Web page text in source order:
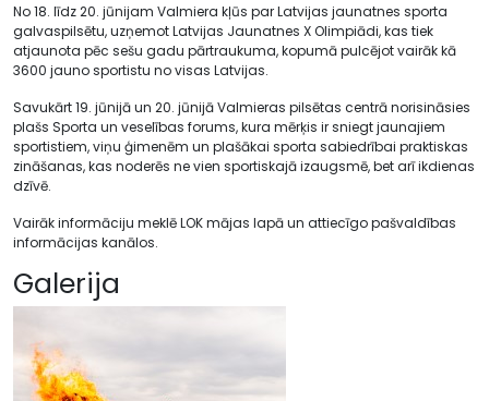
No 18. līdz 20. jūnijam Valmiera kļūs par Latvijas jaunatnes sporta
galvaspilsētu, uzņemot Latvijas Jaunatnes X Olimpiādi, kas tiek
atjaunota pēc sešu gadu pārtraukuma, kopumā pulcējot vairāk kā
3600 jauno sportistu no visas Latvijas.
Savukārt 19. jūnijā un 20. jūnijā Valmieras pilsētas centrā norisināsies
plašs Sporta un veselības forums, kura mērķis ir sniegt jaunajiem
sportistiem, viņu ģimenēm un plašākai sporta sabiedrībai praktiskas
zināšanas, kas noderēs ne vien sportiskajā izaugsmē, bet arī ikdienas
dzīvē.
Vairāk informāciju meklē LOK mājas lapā un attiecīgo pašvaldības
informācijas kanālos.
Galerija